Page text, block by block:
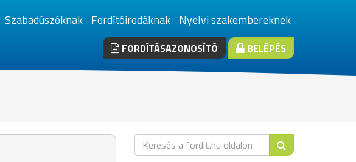
Szabadúszóknak Fordítóirodáknak Nyelvi szakembereknek
FORDÍTÁSAZONOSÍTÓ BELÉPÉS